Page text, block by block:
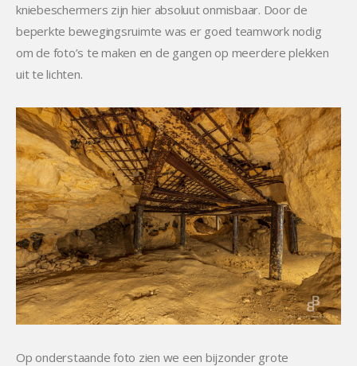
kniebeschermers zijn hier absoluut onmisbaar. Door de
beperkte bewegingsruimte was er goed teamwork nodig
om de foto’s te maken en de gangen op meerdere plekken
uit te lichten.
Op onderstaande foto zien we een bijzonder grote